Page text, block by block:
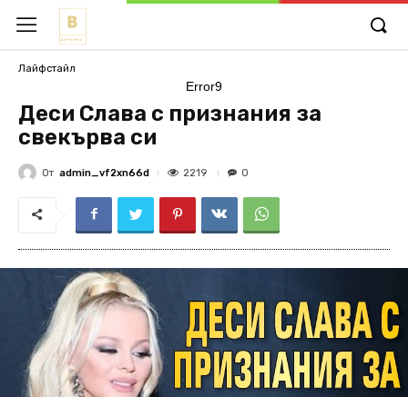
Лайфстайл
Error9
Деси Слава с признания за
свекърва си
От admin_vf2xn66d 2219 0